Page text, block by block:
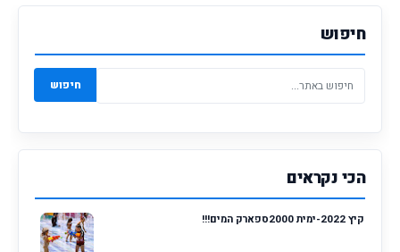
חיפוש
חיפוש
הכי נקראים
קיץ 2022-ימית 2000ספארק המים!!!